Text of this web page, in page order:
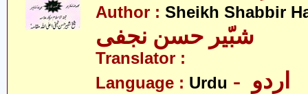
Author : Sheikh Shabbir
شبّیر حسن نجفی
Translator :
Language : Urdu